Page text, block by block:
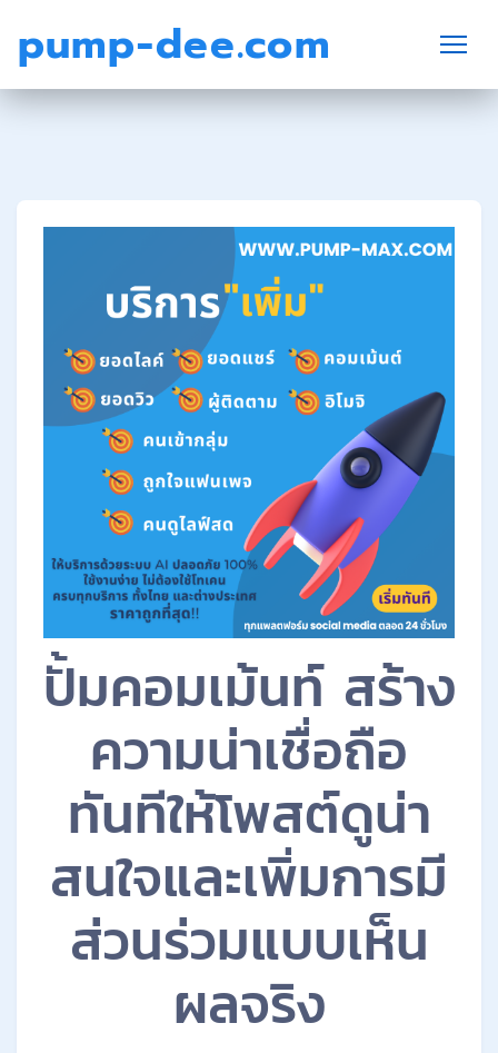
pump-dee.com
ปั้มคอมเม้นท์ สร้าง
ความน่าเชื่อถือ
ทันทีให้โพสต์ดูน่า
สนใจและเพิ่มการมี
ส่วนร่วมแบบเห็น
ผลจริง